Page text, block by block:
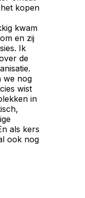
kopen
kwam
en zij
Ik
de
we nog
wist
in
als kers
ook nog